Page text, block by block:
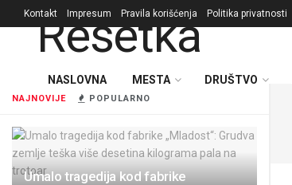
NAJNOVIJE POPULARNO
Umalo tragedija kod fabrike
Kontakt Impresum Pravila korišćenja Politika privatnosti
NASLOVNA MESTA DRUŠTVO